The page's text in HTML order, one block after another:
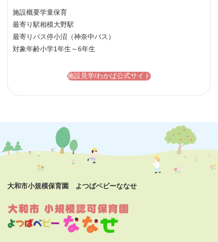
施設概要学童保育
最寄り駅相模大野駅
最寄りバス停小沼（神奈中バス）
対象年齢小学1年生～6年生
施設見学/わかば公式サイト
大和市小規模保育園 よつばベビーななせ